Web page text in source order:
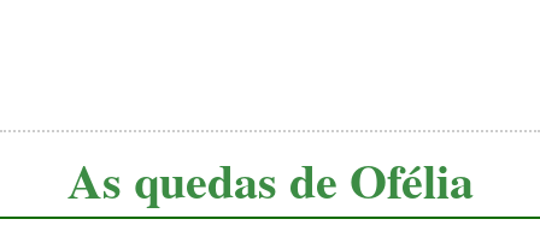
As quedas de Ofélia